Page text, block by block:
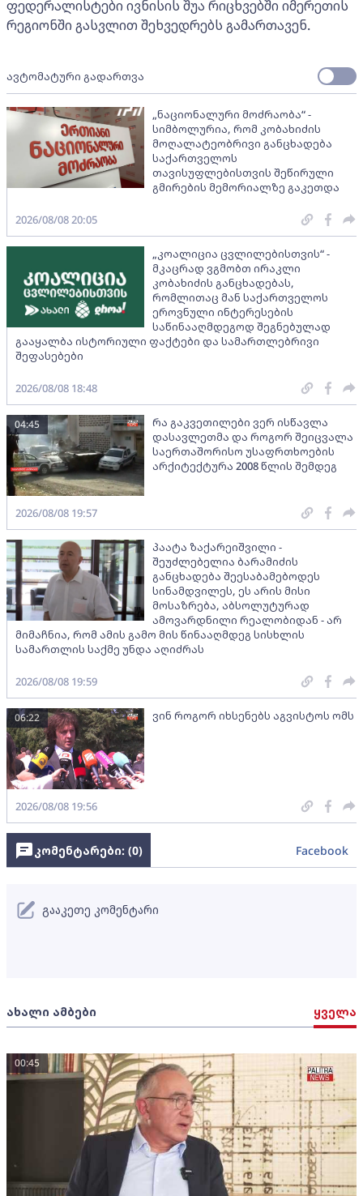
ფედერალისტები ივნისის შუა რიცხვებში იმერეთის
რეგიონში გასვლით შეხვედრებს გამართავენ.
ავტომატური გადართვა
„ნაციონალური მოძრაობა“ -
სიმბოლურია, რომ კობახიძის
მოღალატეობრივი განცხადება
საქართველოს
თავისუფლებისთვის შეწირული
გმირების მემორიალზე გაკეთდა
2026/08/08 20:05
„კოალიცია ცვლილებისთვის“ -
მკაცრად ვგმობთ ირაკლი
კობახიძის განცხადებას,
რომლითაც მან საქართველოს
ეროვნული ინტერესების
საწინააღმდეგოდ შეგნებულად
გააყალბა ისტორიული ფაქტები და სამართლებრივი
შეფასებები
2026/08/08 18:48
რა გაკვეთილები ვერ ისწავლა
დასავლეთმა და როგორ შეიცვალა
საერთაშორისო უსაფრთხოების
არქიტექტურა 2008 წლის შემდეგ
04:45
2026/08/08 19:57
პაატა ზაქარეიშვილი -
შეუძლებელია ბარამიძის
განცხადება შეესაბამებოდეს
სინამდვილეს, ეს არის მისი
მოსაზრება, აბსოლუტურად
ამოვარდნილი რეალობიდან - არ
მიმაჩნია, რომ ამის გამო მის წინააღმდეგ სისხლის
სამართლის საქმე უნდა აღიძრას
2026/08/08 19:59
ვინ როგორ იხსენებს აგვისტოს ომს
06:22
2026/08/08 19:56
ახალი ამბები ყველა
00:45
კომენტარები: (0) Facebook
გააკეთე კომენტარი